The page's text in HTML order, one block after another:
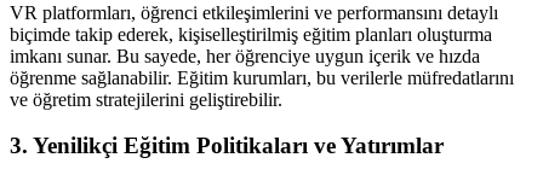
VR platformları, öğrenci etkileşimlerini ve performansını detaylı
biçimde takip ederek, kişiselleştirilmiş eğitim planları oluşturma
imkanı sunar. Bu sayede, her öğrenciye uygun içerik ve hızda
öğrenme sağlanabilir. Eğitim kurumları, bu verilerle müfredatlarını
ve öğretim stratejilerini geliştirebilir.
3. Yenilikçi Eğitim Politikaları ve Yatırımlar